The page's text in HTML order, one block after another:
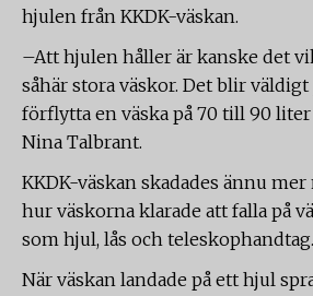
hjulen från KKDK-väskan.
–Att hjulen håller är kanske det
såhär stora väskor. Det blir
förflytta en väska på 70 till 90
Nina Talbrant.
KKDK-väskan skadades ännu
hur väskorna klarade att falla på
som hjul, lås och teleskophandtag.
När väskan landade på ett hjul